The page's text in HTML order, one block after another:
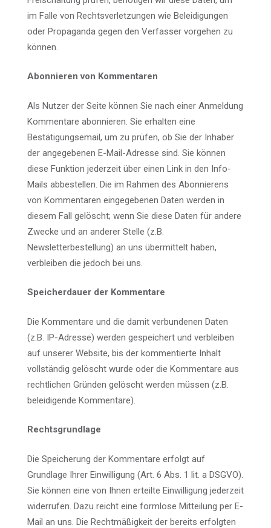
im Falle von Rechtsverletzungen wie Beleidigungen
oder Propaganda gegen den Verfasser vorgehen zu
können.
Abonnieren von Kommentaren
Als Nutzer der Seite können Sie nach einer Anmeldung
Kommentare abonnieren. Sie erhalten eine
Bestätigungsemail, um zu prüfen, ob Sie der Inhaber
der angegebenen E-Mail-Adresse sind. Sie können
diese Funktion jederzeit über einen Link in den Info-
Mails abbestellen. Die im Rahmen des Abonnierens
von Kommentaren eingegebenen Daten werden in
diesem Fall gelöscht; wenn Sie diese Daten für andere
Zwecke und an anderer Stelle (z.B.
Newsletterbestellung) an uns übermittelt haben,
verbleiben die jedoch bei uns.
Speicherdauer der Kommentare
Die Kommentare und die damit verbundenen Daten
(z.B. IP-Adresse) werden gespeichert und verbleiben
auf unserer Website, bis der kommentierte Inhalt
vollständig gelöscht wurde oder die Kommentare aus
rechtlichen Gründen gelöscht werden müssen (z.B.
beleidigende Kommentare).
Rechtsgrundlage
Die Speicherung der Kommentare erfolgt auf
Grundlage Ihrer Einwilligung (Art. 6 Abs. 1 lit. a DSGVO).
Sie können eine von Ihnen erteilte Einwilligung jederzeit
widerrufen. Dazu reicht eine formlose Mitteilung per E-
Mail an uns. Die Rechtmäßigkeit der bereits erfolgten